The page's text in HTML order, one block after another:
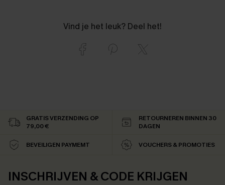
Vind je het leuk? Deel het!
GRATIS VERZENDING OP
79,00 €
RETOURNEREN BINNEN 30
DAGEN
BEVEILIGEN PAYMEMT VOUCHERS & PROMOTIES
INSCHRIJVEN & CODE KRIJGEN